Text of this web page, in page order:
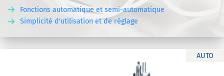
Fonctions automatique et semi-automatique
Simplicité d'utilisation et de réglage
AUTO